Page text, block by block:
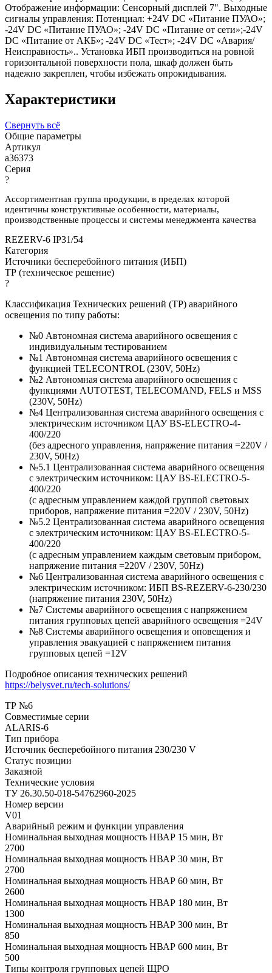
Отображение информации: Сенсорный дисплей 7". Выходные
сигналы управления: Потенциал: +24V DC «Питание ПУАО»;
-24V DC «Питание ПУАО»; -24V DC «Питание от сети»;-24V
DC «Питание от АКБ»; -24V DC «Тест»; -24V DC «Авария/
Неисправность».. Установка ИБП производиться на ровной
горизонтальной поверхности пола, шкаф должен быть
надежно закреплен, чтобы избежать опрокидывания.
Характеристики
Свернуть всё
Общие параметры
Артикул
a36373
Серия
?
Ассортиментная группа продукции, в пределах которой
идентичны конструктивные особенности, материалы,
производственные процессы и системы менеджмента качества
REZERV-6 IP31/54
Категория
Источники бесперебойного питания (ИБП)
ТР (техническое решение)
?
Классификация Технических решений (ТР) аварийного
освещения по типу работы:
№0 Автономная система аварийного освещения с
индивидуальным тестированием
№1 Автономная система аварийного освещения с
функцией TELECONTROL (230V, 50Hz)
№2 Автономная система аварийного освещения с
функциями AUTOTEST, TELECOMAND, FELS и MSS
(230V, 50Hz)
№4 Централизованная система аварийного освещения с
электрическим источником ЦАУ BS-ELECTRO-4-
400/220
(без адресного управления, напряжение питания =220V /
230V, 50Hz)
№5.1 Централизованная система аварийного освещения
с электрическим источником: ЦАУ BS-ELEСTRO-5-
400/220
(c адресным управлением каждой группой световых
приборов, напряжение питания =220V / 230V, 50Hz)
№5.2 Централизованная система аварийного освещения
с электрическим источником: ЦАУ BS-ELEСTRO-5-
400/220
(c адресным управлением каждым световым прибором,
напряжение питания =220V / 230V, 50Hz)
№6 Централизованная система аварийного освещения с
электрическим источником: ИБП BS-REZERV-6-230/230
(напряжение питания 230V, 50Hz)
№7 Системы аварийного освещения с напряжением
питания групповых цепей аварийного освещения =24V
№8 Системы аварийного освещения и оповещения и
управления эвакуацией с напряжением питания
групповых цепей =12V
Подробное описания технических решений
https://belysvet.ru/tech-solutions/
ТР №6
Совместимые серии
ALARIS-6
Тип прибора
Источник бесперебойного питания 230/230 V
Статус позиции
Заказной
Технические условия
ТУ 26.30.50-018-54762960-2025
Номер версии
V01
Аварийный режим и функции управления
Номинальная выходная мощность НВАР 15 мин, Вт
2700
Номинальная выходная мощность НВАР 30 мин, Вт
2700
Номинальная выходная мощность НВАР 60 мин, Вт
2600
Номинальная выходная мощность НВАР 180 мин, Вт
1300
Номинальная выходная мощность НВАР 300 мин, Вт
850
Номинальная выходная мощность НВАР 600 мин, Вт
500
Типы контроля групповых цепей ЩРО